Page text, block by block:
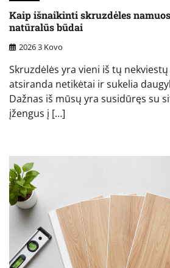
Kaip išnaikinti skruzdėles
natūralūs būdai
2026 3 Kovo
Skruzdėlės yra vieni iš tų
atsiranda netikėtai ir sukelia
Dažnas iš mūsų yra susidūręs su
įžengus į […]